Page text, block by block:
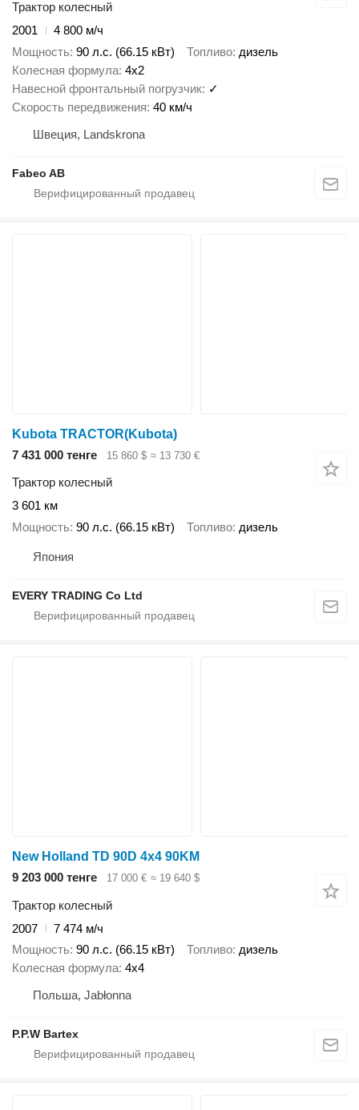
Трактор колесный
2001
4 800 м/ч
Мощность 90 л.с. (66.15 кВт) Топливо дизель
Колесная формула 4x2
Навесной фронтальный погрузчик ✓
Скорость передвижения 40 км/ч
Швеция, Landskrona
Fabeo AB
Kubota TRACTOR(Kubota)
7 431 000 тенге
15 860 $ ≈ 13 730 €
Трактор колесный
3 601 км
Мощность 90 л.с. (66.15 кВт) Топливо дизель
Япония
EVERY TRADING Co Ltd
New Holland TD 90D 4x4 90KM
9 203 000 тенге
17 000 € ≈ 19 640 $
Трактор колесный
2007
7 474 м/ч
Мощность 90 л.с. (66.15 кВт) Топливо дизель
Колесная формула 4x4
Польша, Jabłonna
P.P.W Bartex